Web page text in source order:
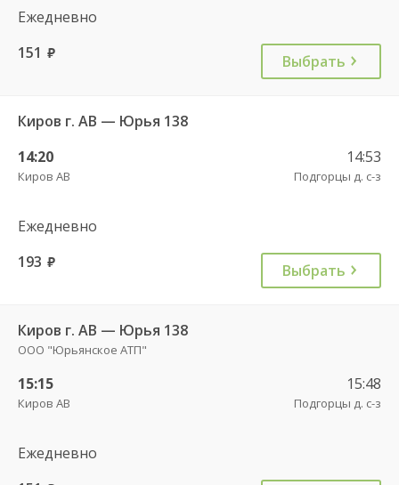
Ежедневно
151 руб. Выбрать
Киров г. АВ — Юрья 138
14:20
Киров АВ
14:53
Подгорцы д. с-з
Ежедневно
193 руб. Выбрать
Киров г. АВ — Юрья 138
ООО "Юрьянское АТП"
15:15
Киров АВ
15:48
Подгорцы д. с-з
Ежедневно